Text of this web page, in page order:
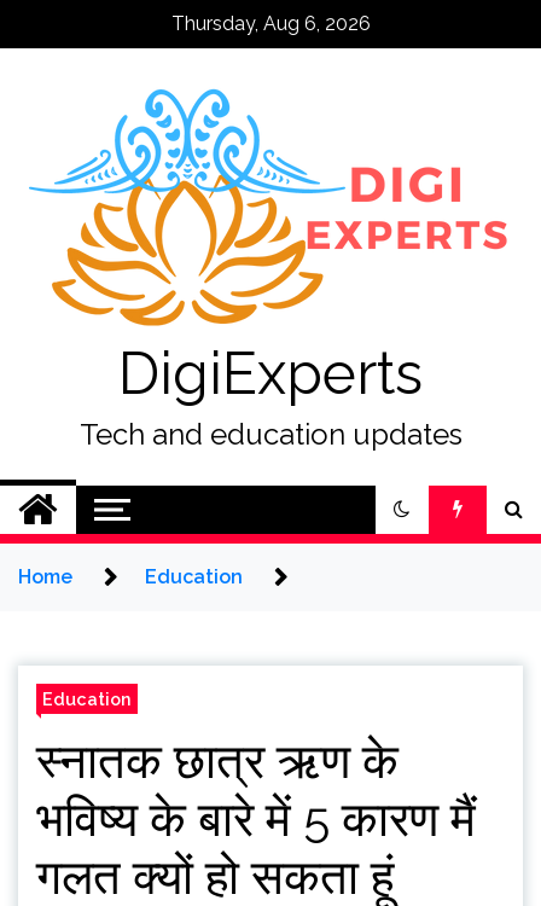
Thursday, Aug 6, 2026
DigiExperts
Tech and education updates
Home Education
Education
स्नातक छात्र ऋण के
भविष्य के बारे में 5 कारण मैं
गलत क्यों हो सकता हूं